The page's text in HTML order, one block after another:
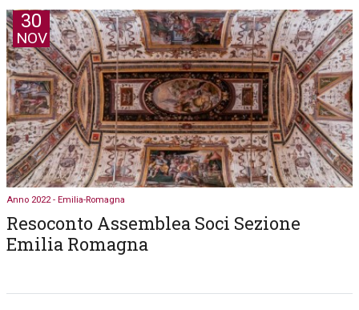
30
NOV
Anno 2022 - Emilia-Romagna
Resoconto Assemblea Soci Sezione
Emilia Romagna